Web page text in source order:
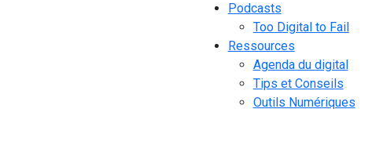
Podcasts
Too Digital to Fail
Ressources
Agenda du digital
Tips et Conseils
Outils Numériques